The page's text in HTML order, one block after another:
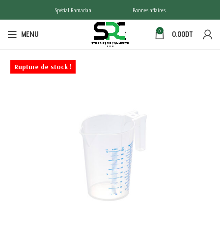
Spécial Ramadan Bonnes affaires
MENU 0 0.00DT
Rupture de stock !